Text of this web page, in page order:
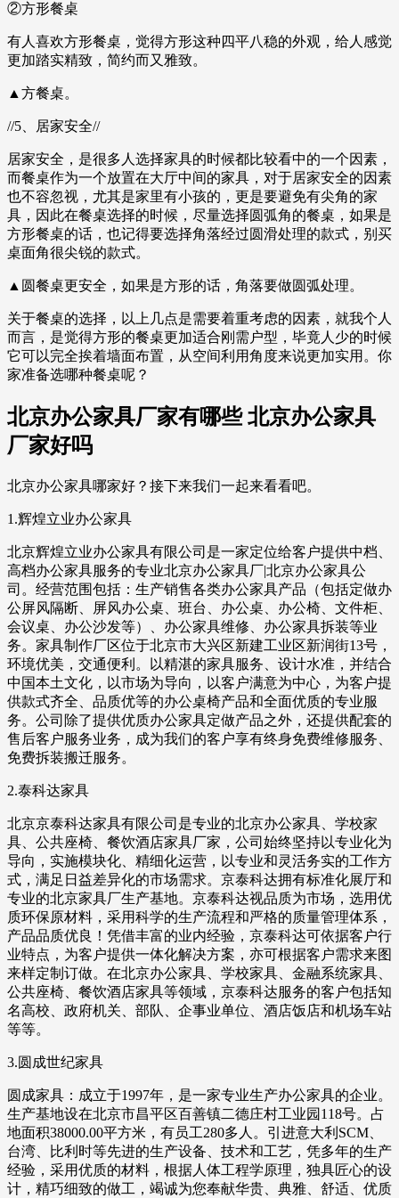
②方形餐桌
有人喜欢方形餐桌，觉得方形这种四平八稳的外观，给人感觉
更加踏实精致，简约而又雅致。
▲方餐桌。
//5、居家安全//
居家安全，是很多人选择家具的时候都比较看中的一个因素，
而餐桌作为一个放置在大厅中间的家具，对于居家安全的因素
也不容忽视，尤其是家里有小孩的，更是要避免有尖角的家
具，因此在餐桌选择的时候，尽量选择圆弧角的餐桌，如果是
方形餐桌的话，也记得要选择角落经过圆滑处理的款式，别买
桌面角很尖锐的款式。
▲圆餐桌更安全，如果是方形的话，角落要做圆弧处理。
关于餐桌的选择，以上几点是需要着重考虑的因素，就我个人
而言，是觉得方形的餐桌更加适合刚需户型，毕竟人少的时候
它可以完全挨着墙面布置，从空间利用角度来说更加实用。你
家准备选哪种餐桌呢？
北京办公家具厂家有哪些 北京办公家具
厂家好吗
北京办公家具哪家好？接下来我们一起来看看吧。
1.辉煌立业办公家具
北京辉煌立业办公家具有限公司是一家定位给客户提供中档、
高档办公家具服务的专业北京办公家具厂|北京办公家具公
司。经营范围包括：生产销售各类办公家具产品（包括定做办
公屏风隔断、屏风办公桌、班台、办公桌、办公椅、文件柜、
会议桌、办公沙发等）、办公家具维修、办公家具拆装等业
务。家具制作厂区位于北京市大兴区新建工业区新润街13号，
环境优美，交通便利。以精湛的家具服务、设计水准，并结合
中国本土文化，以市场为导向，以客户满意为中心，为客户提
供款式齐全、品质优等的办公桌椅产品和全面优质的专业服
务。公司除了提供优质办公家具定做产品之外，还提供配套的
售后客户服务业务，成为我们的客户享有终身免费维修服务、
免费拆装搬迁服务。
2.泰科达家具
北京京泰科达家具有限公司是专业的北京办公家具、学校家
具、公共座椅、餐饮酒店家具厂家，公司始终坚持以专业化为
导向，实施模块化、精细化运营，以专业和灵活务实的工作方
式，满足日益差异化的市场需求。京泰科达拥有标准化展厅和
专业的北京家具厂生产基地。京泰科达视品质为市场，选用优
质环保原材料，采用科学的生产流程和严格的质量管理体系，
产品品质优良！凭借丰富的业内经验，京泰科达可依据客户行
业特点，为客户提供一体化解决方案，亦可根据客户需求来图
来样定制订做。在北京办公家具、学校家具、金融系统家具、
公共座椅、餐饮酒店家具等领域，京泰科达服务的客户包括知
名高校、政府机关、部队、企事业单位、酒店饭店和机场车站
等等。
3.圆成世纪家具
圆成家具：成立于1997年，是一家专业生产办公家具的企业。
生产基地设在北京市昌平区百善镇二德庄村工业园118号。占
地面积38000.00平方米，有员工280多人。引进意大利SCM、
台湾、比利时等先进的生产设备、技术和工艺，凭多年的生产
经验，采用优质的材料，根据人体工程学原理，独具匠心的设
计，精巧细致的做工，竭诚为您奉献华贵、典雅、舒适、优质